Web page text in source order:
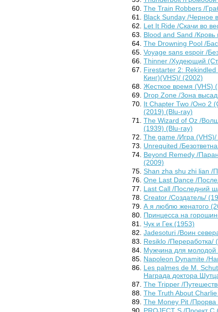
The Train Robbers /
Black Sunday /Черное
Let It Ride /Скачи во
Blood and Sand /
The Drowning Pool /
Voyage sans espoir /
Thinner /Худеющий
Firestarter 2:
Кинг)(VHS)/ (2002)
Жесткое время (VHS)
Drop Zone /Зона
It Chapter Two /Оно 2
(2019) (Blu-ray)
The Wizard of Oz /
(1939) (Blu-ray)
The game /Игра
Unrequited /
Beyond Remedy /
(2009)
Shan zha shu zhi lian /
One Last Dance /
Last Call /Последний
Creator /Создатель/
А я люблю женатого
Принцесса на
Чук и Гек (1953)
Jadesoturi /Воин
Resiklo /Переработка/
Мужчина для
Napoleon Dynamite /
Les palmes de M.
Награда доктора
The Tripper /
The Truth About
The Money Pit /Прорва
PROJECT S /Проект С